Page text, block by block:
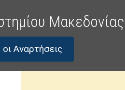
Μακεδονίας
Αναρτήσεις